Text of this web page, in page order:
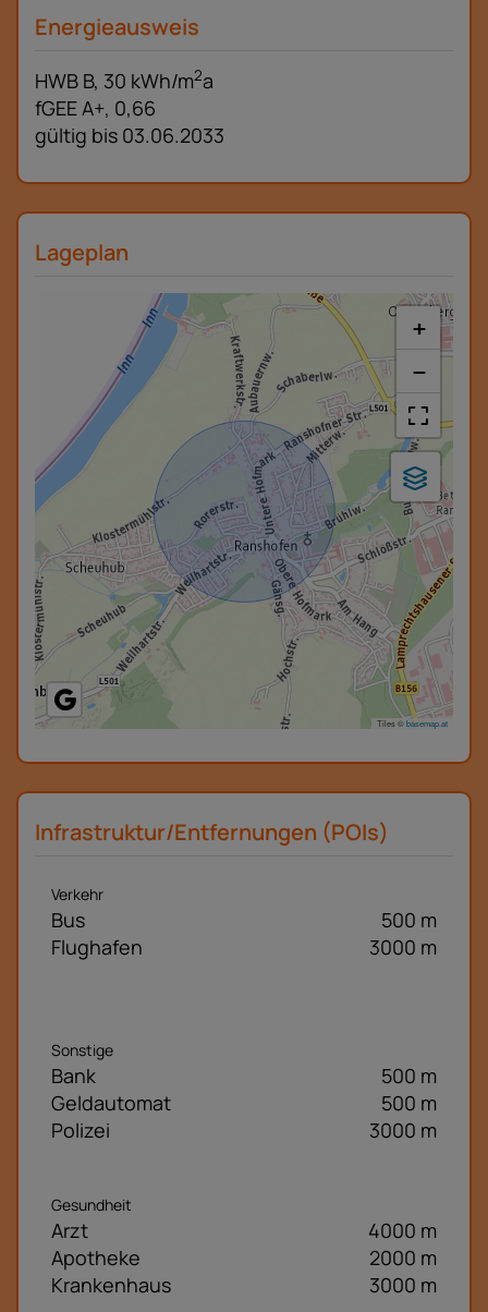
Energieausweis
HWB B, 30 kWh/m2a
fGEE A+, 0,66
gültig bis 03.06.2033
Lageplan
+
−
Tiles ©basemap.at
Infrastruktur/Entfernungen (POIs)
Verkehr
Bus
500 m
Flughafen
3000 m
Sonstige
Bank
500 m
Geldautomat
500 m
Polizei
3000 m
Gesundheit
Arzt
4000 m
Apotheke
2000 m
Krankenhaus
3000 m